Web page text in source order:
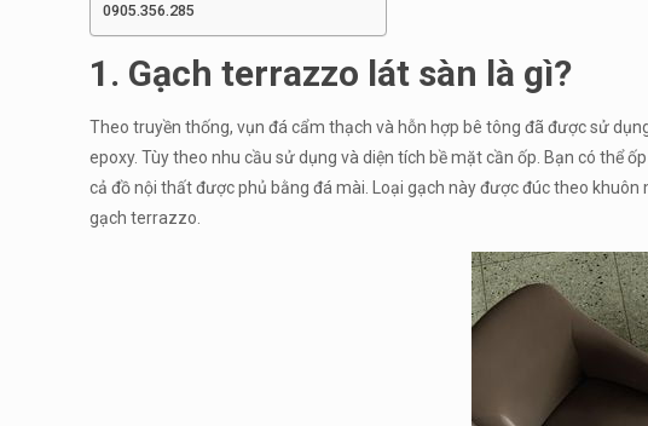
0905.356.285
1. Gạch terrazzo lát sàn là gì?
Theo truyền thống, vụn đá cẩm thạch và hỗn hợp bê tông đã được sử
epoxy. Tùy theo nhu cầu sử dụng và diện tích bề mặt cần ốp. Bạn có thể
cả đồ nội thất được phủ bằng đá mài. Loại gạch này được đúc theo
gạch terrazzo.